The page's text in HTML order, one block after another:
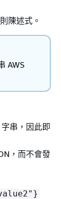
陳述式。
AWS
串，因此即
，而不會發